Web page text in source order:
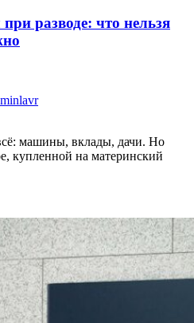
разводе: что нельзя
машины, вклады, дачи. Но
купленной на материнский